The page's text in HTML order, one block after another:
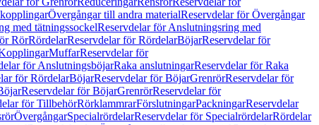
Övergångar till andra materialReservdelar för Övergångar
med tätningssockelReservdelar för Anslutningsring med
RörRördelarReservdelar för RördelarBöjarReservdelar för
MuffarReservdelar för
för AnslutningsböjarRaka anslutningarReservdelar för Raka
för RördelarBöjarReservdelar för BöjarGrenrörReservdelar för
Reservdelar för BöjarGrenrörReservdelar för
för TillbehörRörklammrarFörslutningarPackningarReservdelar
ÖvergångarSpecialrördelarReservdelar för SpecialrördelarRördelar